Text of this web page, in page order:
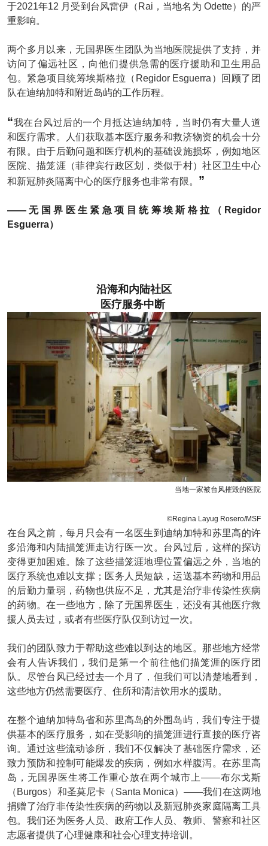
于2021年12 月受到台风雷伊（Rai，当地名为 Odette）的严
重影响。
两个多月以来，无国界医生团队为当地医院提供了支持，并
访问了偏远社区，向他们提供急需的医疗援助和卫生用品
包。紧急项目统筹埃斯格拉（Regidor Esguerra）回顾了团
队在迪纳加特和附近岛屿的工作历程。
“我在台风过后的一个月抵达迪纳加特，当时仍有大量人道
和医疗需求。人们获取基本医疗服务和救济物资的机会十分
有限。由于后勤问题和医疗机构的基础设施损坏，例如地区
医院、描笼涯（菲律宾行政区划，类似于村）社区卫生中心
和新冠肺炎隔离中心的医疗服务也非常有限。 ”
——无国界医生紧急项目统筹埃斯格拉（Regidor
Esguerra）
沿海和内陆社区
医疗服务中断
当地一家被台风摧毁的医院
©Regina Layug Rosero/MSF
在台风之前，每月只会有一名医生到迪纳加特和苏里高的许
多沿海和内陆描笼涯走访行医一次。台风过后，这样的探访
变得更加困难。除了这些描笼涯地理位置偏远之外，当地的
医疗系统也难以支撑；医务人员短缺，运送基本药物和用品
的后勤力量弱，药物也供应不足，尤其是治疗非传染性疾病
的药物。在一些地方，除了无国界医生，还没有其他医疗救
援人员去过，或者有些医疗队仅到访过一次。
我们的团队致力于帮助这些难以到达的地区。那些地方经常
会有人告诉我们，我们是第一个前往他们描笼涯的医疗团
队。尽管台风已经过去一个月了，但我们可以清楚地看到，
这些地方仍然需要医疗、住所和清洁饮用水的援助。
在整个迪纳加特岛省和苏里高岛的外围岛屿，我们专注于提
供基本的医疗服务，如在受影响的描笼涯进行直接的医疗咨
询。通过这些流动诊所，我们不仅解决了基础医疗需求，还
致力预防和控制可能爆发的疾病，例如水样腹泻。在苏里高
岛，无国界医生将工作重心放在两个城市上——布尔戈斯
（Burgos）和圣莫尼卡（Santa Monica）——我们在这两地
捐赠了治疗非传染性疾病的药物以及新冠肺炎家庭隔离工具
包。我们还为医务人员、政府工作人员、教师、警察和社区
志愿者提供了心理健康和社会心理支持培训。